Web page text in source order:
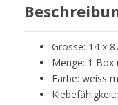
Grösse: 14 x
Menge: 1 Box
Farbe: weiss